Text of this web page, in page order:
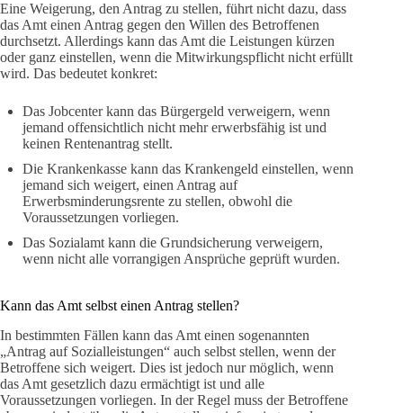
Eine Weigerung, den Antrag zu stellen, führt nicht dazu, dass
das Amt einen Antrag gegen den Willen des Betroffenen
durchsetzt. Allerdings kann das Amt die Leistungen kürzen
oder ganz einstellen, wenn die Mitwirkungspflicht nicht erfüllt
wird. Das bedeutet konkret:
Das Jobcenter kann das Bürgergeld verweigern, wenn
jemand offensichtlich nicht mehr erwerbsfähig ist und
keinen Rentenantrag stellt.
Die Krankenkasse kann das Krankengeld einstellen, wenn
jemand sich weigert, einen Antrag auf
Erwerbsminderungsrente zu stellen, obwohl die
Voraussetzungen vorliegen.
Das Sozialamt kann die Grundsicherung verweigern,
wenn nicht alle vorrangigen Ansprüche geprüft wurden.
Kann das Amt selbst einen Antrag stellen?
In bestimmten Fällen kann das Amt einen sogenannten
„Antrag auf Sozialleistungen“ auch selbst stellen, wenn der
Betroffene sich weigert. Dies ist jedoch nur möglich, wenn
das Amt gesetzlich dazu ermächtigt ist und alle
Voraussetzungen vorliegen. In der Regel muss der Betroffene